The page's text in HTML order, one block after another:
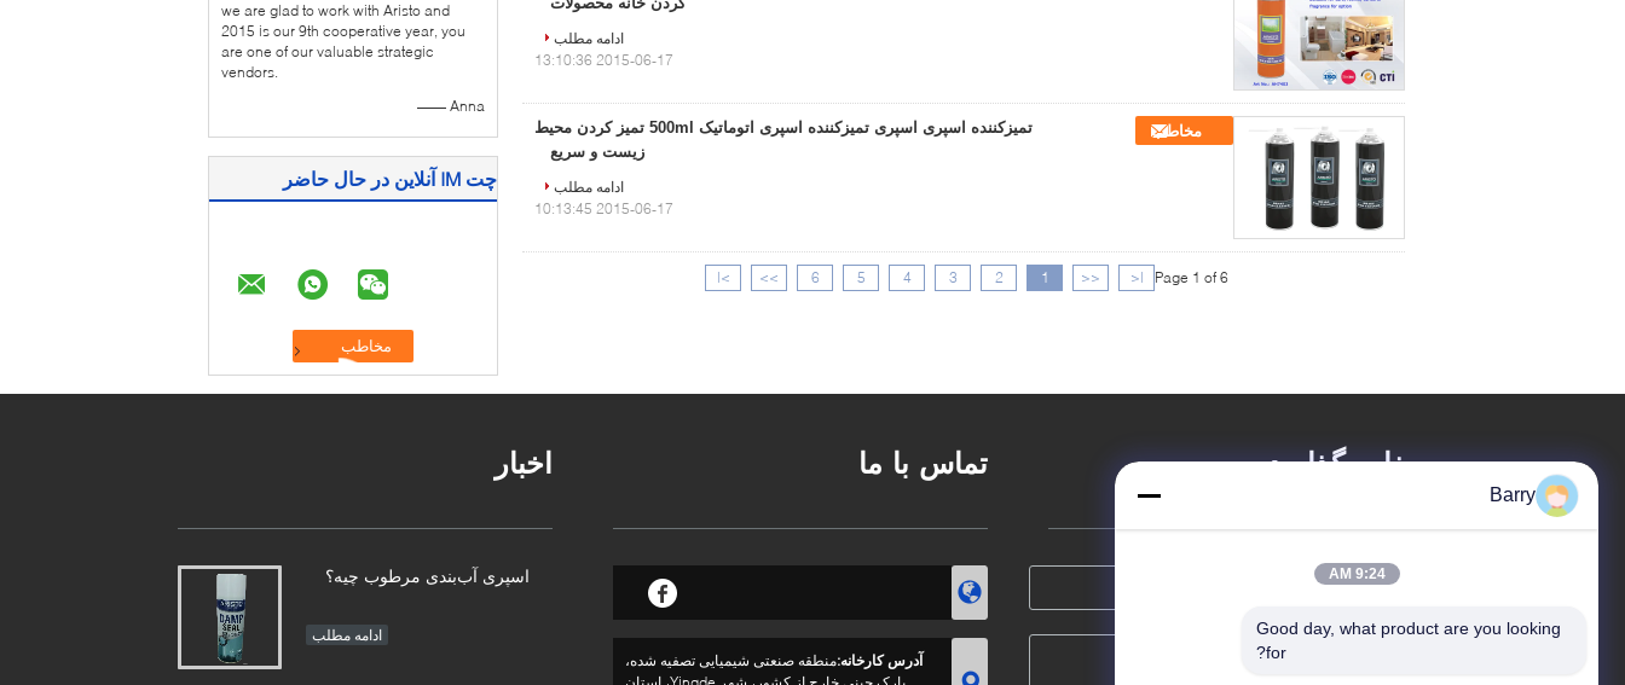
we are glad to work with Aristo and
2015 is our 9th cooperative year, you
are one of our valuable strategic
vendors.
—— Anna
چت IM آنلاین در حال حاضر
ادامه مطلب
2015-06-17 13:10:36
تمیزکننده اسپری اسپری تمیزکننده اسپری اتوماتیک 500ml تمیز کردن محیط
زیست و سریع
مخاطب
ادامه مطلب
2015-06-17 10:13:45
Page 1 of 6
|<
<<
1
2
3
4
5
6
>>
>|
اخبار
اسپری آب‌بندی مرطوب چیه؟
ادامه مطلب
تماس با ما
آدرس کارخانه:منطقه صنعتی شیمیایی تصفیه شده،
پیغام بگذارید
Barry
9:24 AM
Good day, what product are you looking
for?